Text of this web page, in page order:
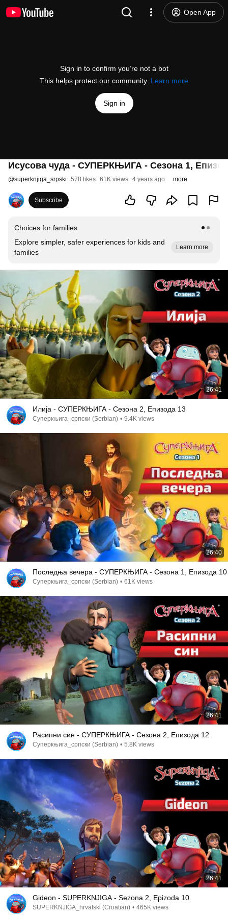
Open App
Sign in to confirm you’re not a bot
This helps protect our community. Learn more
Sign in
Исусова чуда - СУПЕРКЊИГА - Сезона 1,
@superknjiga_srpski 578 likes 61K views 4 years ago more
Subscribe
Choices for families
Explore simpler, safer experiences for kids and
families
Learn more
26:41
Илија - СУПЕРКЊИГА - Сезона 2, Епизода 13
Суперкњига_српски (Serbian) • 9.4K views
26:40
Последња вечера - СУПЕРКЊИГА - Сезона 1, Епизода 10
Суперкњига_српски (Serbian) • 61K views
26:41
Расипни син - СУПЕРКЊИГА - Сезона 2, Епизода 12
Суперкњига_српски (Serbian) • 5.8K views
26:41
Gideon - SUPERKNJIGA - Sezona 2, Epizoda 10
SUPERKNJIGA_hrvatski (Croatian) • 465K views